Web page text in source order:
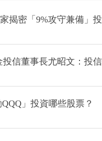
揭密「9%攻守兼備」投
信董事長尤昭文：投信
」投資哪些股票？